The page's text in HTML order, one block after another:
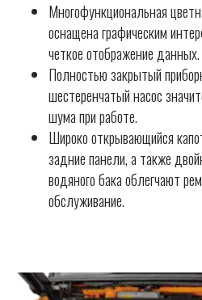
Многофункциональная
оснащена графическим
четкое отображение данных.
Полностью закрытый
шестеренчатый насос
шума при работе.
Широко открывающийся
задние панели, а также
водяного бака облегчают
обслуживание.